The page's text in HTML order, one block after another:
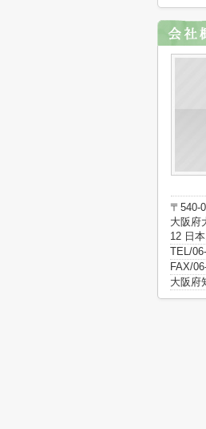
〒540-
大阪府
12 日
TEL/
FAX/
大阪府